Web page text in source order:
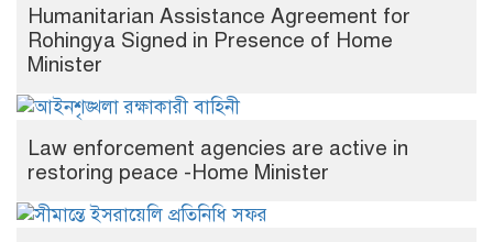
Humanitarian Assistance Agreement for
Rohingya Signed in Presence of Home
Minister
Law enforcement agencies are active in
restoring peace -Home Minister